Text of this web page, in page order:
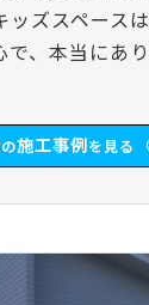
ッズスペース
で、本当にあ
施工事例 を見る